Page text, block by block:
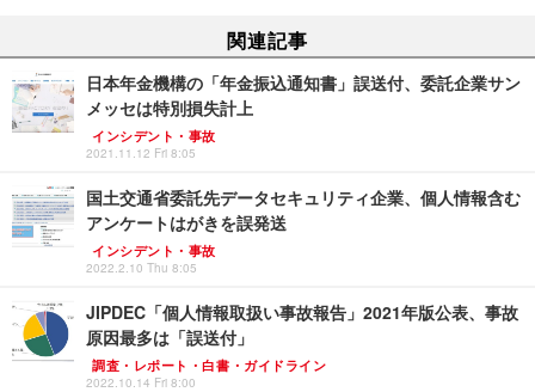
関連記事
日本年金機構の「年金振込通知書」誤送付、委託企業サン
メッセは特別損失計上
インシデント・事故
2021.11.12 Fri 8:05
国土交通省委託先データセキュリティ企業、個人情報含む
アンケートはがきを誤発送
インシデント・事故
2022.2.10 Thu 8:05
JIPDEC「個人情報取扱い事故報告」2021年版公表、事故
原因最多は「誤送付」
調査・レポート・白書・ガイドライン
2022.10.14 Fri 8:00